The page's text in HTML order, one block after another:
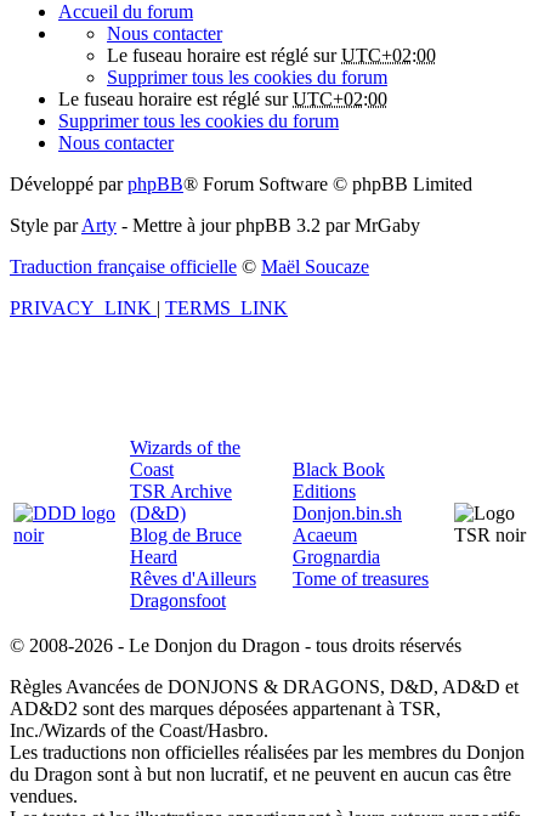
Accueil du forum
Nous contacter
Le fuseau horaire est réglé surUTC+02:00
Supprimer tous les cookies du forum
Le fuseau horaire est réglé surUTC+02:00
Supprimer tous les cookies du forum
Nous contacter
Développé parphpBB® Forum Software © phpBB Limited
Style parArty - Mettre à jour phpBB 3.2 par MrGaby
Traduction française officielle © Maël Soucaze
PRIVACY_LINK | TERMS_LINK
Wizards of the
Coast
TSR Archive
(D&D)
Blog de Bruce
Heard
Rêves d'Ailleurs
Dragonsfoot
Black Book
Editions
Donjon.bin.sh
Acaeum
Grognardia
Tome of treasures
© 2008-2026 - Le Donjon du Dragon - tous droits réservés
Règles Avancées de DONJONS & DRAGONS, D&D, AD&D et
AD&D2 sont des marques déposées appartenant à TSR,
Inc./Wizards of the Coast/Hasbro.
Les traductions non officielles réalisées par les membres du Donjon
du Dragon sont à but non lucratif, et ne peuvent en aucun cas être
vendues.